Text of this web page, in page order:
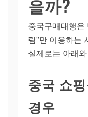
을까?
중국구매대행은
람”만 이용하는
실제로는 아래
중국 쇼
경우